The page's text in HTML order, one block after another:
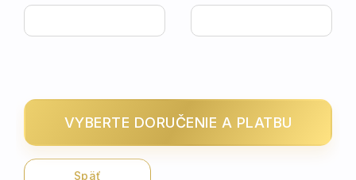
Späť
VYBERTE DORUČENIE A PLATBU